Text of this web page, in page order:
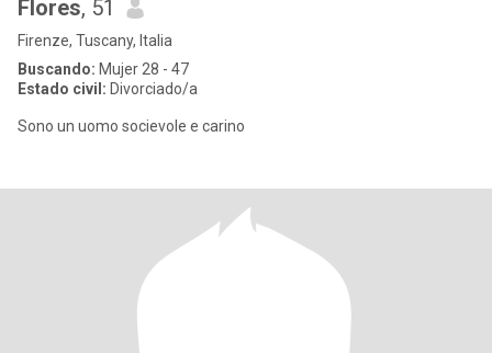
Flores, 51
Firenze, Tuscany, Italia
Buscando: Mujer 28 - 47
Estado civil: Divorciado/a
Sono un uomo socievole e carino